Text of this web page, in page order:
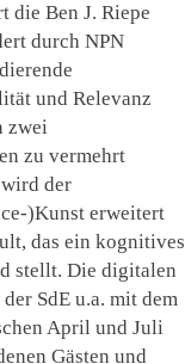
die Ben J. Riepe
durch NPN
und Relevanz
zwei
zu vermehrt
der
)Kunst erweitert
das ein kognitives
stellt. Die digitalen
SdE u.a. mit dem
April und Juli
Gästen und